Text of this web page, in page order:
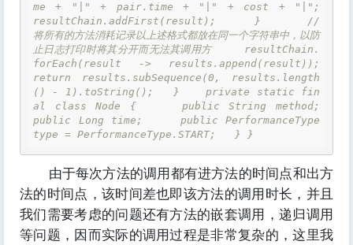
me + "|" + pair.time + "|" + cost + "|";
resultChain.addFirst(result);     }      //
将所有的方法消耗记录以上述格式都放在同一个字符串中，以防
止日志打印时将其分开而无法其调用方     resultChain.
forEach(result -> results.append(result));
return results.subSequence(0, results.length
() - 1).toString();   }    private static fin
al class Node {     public String method;
public Long time;     public PerformanceType
type = PerformanceType.START;   } }
由于每次方法的调用都有进方法的时间点和出方
法的时间点，该时间差也即该方法的调用时长，并且
我们需要考虑的问题还有方法的嵌套调用，递归调用
等问题，因而实际的调用过程是非常复杂的，这里我